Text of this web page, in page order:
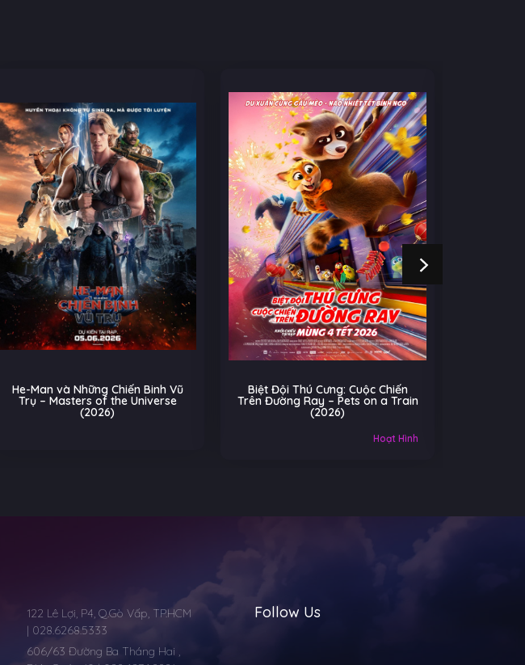
Biệt Đội Thú Cưng: Cuộc Chiến
Trên Đường Ray – Pets on a Train
Cú Nhảy Kỳ Diệu – Hoppers
(2026)
122 Lê Lợi, P4, Q.Gò Vấp, TP.HCM
| 028.6268.5333
606/63 Đường Ba Tháng Hai ,
Follow Us